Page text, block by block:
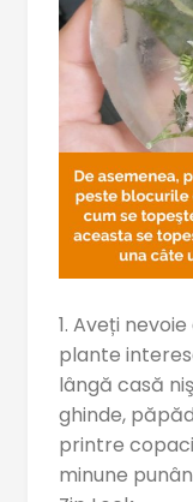
1. Aveți
plante
lângă casă
ghinde,
printre
minune